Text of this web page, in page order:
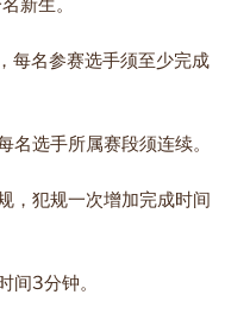
新生。
每名参赛选手须至少完成
名选手所属赛段须连续。
，犯规一次增加完成时间
间3分钟。